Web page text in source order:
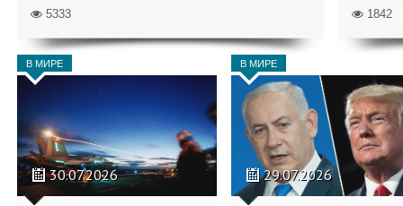
5333 1842
В МИРЕ
30.07.2026
В МИРЕ
29.07.2026